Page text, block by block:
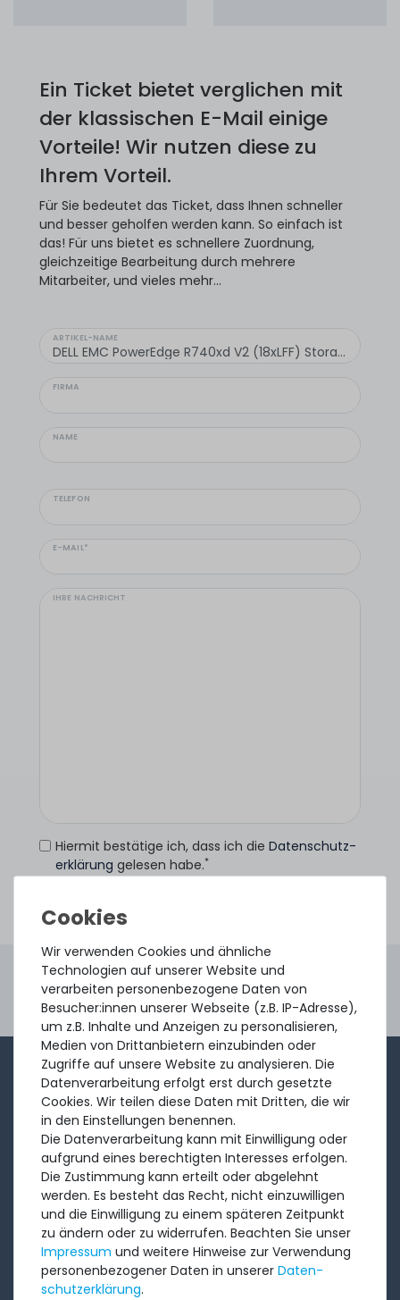
Ein Ticket bietet verglichen mit
der klassischen E-Mail einige
Vorteile! Wir nutzen diese zu
Ihrem Vorteil.
Für Sie bedeutet das Ticket, dass Ihnen schneller
und besser geholfen werden kann. So einfach ist
das! Für uns bietet es schnellere Zuordnung,
gleichzeitige Bearbeitung durch mehrere
Mitarbeiter, und vieles mehr...
ARTIKEL-NAME
FIRMA
NAME
TELEFON
E-MAIL*
IHRE NACHRICHT
Hiermit bestätige ich, dass ich die Daten­schutz­
erklärung gelesen habe.*
4.96 /5.00aus8.500Bewertungen
Gebraucht. Geprüft. Geliefert.
1-2x im Monat sendet André aus dem Vertriebsteam
eine kurze, knackige Mail mit Angeboten, neu
eingetroffenen Produkten und Informationen, die Sie
interessieren könnten. Probieren Sie's!
Abonnieren
Ich möchte Ihren Newsletter erhalten und akzeptiere
dieDatenschutzerklärung.
Wir verwenden Cookies und ähnliche
Technologien auf unserer Website und
verarbeiten personenbezogene Daten von
Besucher:innen unserer Webseite (z.B. IP-Adresse),
um z.B. Inhalte und Anzeigen zu personalisieren,
Medien von Drittanbietern einzubinden oder
Zugriffe auf unsere Website zu analysieren. Die
Datenverarbeitung erfolgt erst durch gesetzte
Cookies. Wir teilen diese Daten mit Dritten, die wir
in den Einstellungen benennen.
Die Datenverarbeitung kann mit Einwilligung oder
aufgrund eines berechtigten Interesses erfolgen.
Die Zustimmung kann erteilt oder abgelehnt
werden. Es besteht das Recht, nicht einzuwilligen
und die Einwilligung zu einem späteren Zeitpunkt
zu ändern oder zu widerrufen. Beachten Sie unser
Impressum und weitere Hinweise zur Verwendung
personenbezogener Daten in unserer Daten­
schutz­erklärung.